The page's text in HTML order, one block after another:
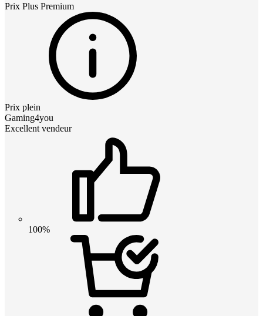
Prix Plus Premium
Prix plein
Gaming4you
Excellent vendeur
100%